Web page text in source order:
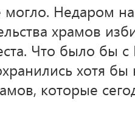
Недаром
храмов
Что было бы
хотя бы
которые